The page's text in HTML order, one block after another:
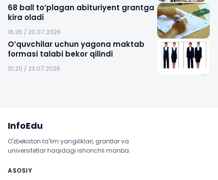
68 ball to’plagan abituriyent grantga
kira oladi
16:35 / 20.07.2026
O’quvchilar uchun yagona maktab
formasi talabi bekor qilindi
01:20 / 23.07.2026
InfoEdu
O'zbekiston ta'lim yangiliklari, grantlar va
universitetlar haqidagi ishonchli manba.
ASOSIY